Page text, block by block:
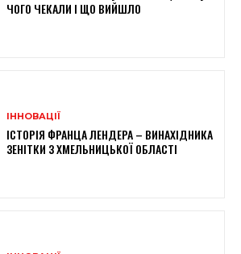
ЧОГО ЧЕКАЛИ І ЩО ВИЙШЛО
ІННОВАЦІЇ
ІСТОРІЯ ФРАНЦА ЛЕНДЕРА – ВИНАХІДНИКА
ЗЕНІТКИ З ХМЕЛЬНИЦЬКОЇ ОБЛАСТІ